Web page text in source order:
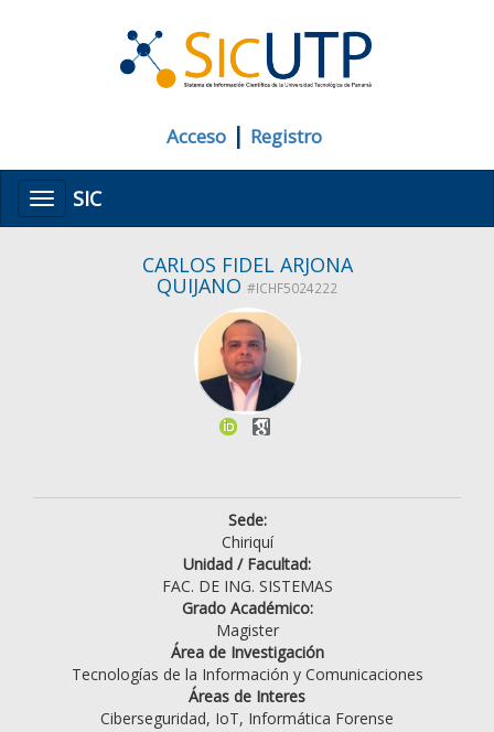
Acceso | Registro
MenúSIC
CARLOS FIDEL ARJONA
QUIJANO #ICHF5024222
Sede:
Chiriquí
Unidad / Facultad:
FAC. DE ING. SISTEMAS
Grado Académico:
Magister
Área de Investigación
Tecnologías de la Información y Comunicaciones
Áreas de Interes
Ciberseguridad, IoT, Informática Forense